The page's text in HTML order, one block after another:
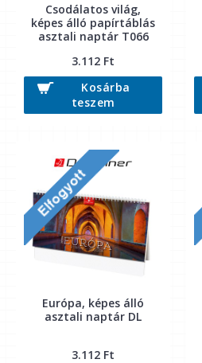
Csodálatos világ,
képes álló papírtáblás
asztali naptár T066
3.112 Ft
Kosárba
teszem
Európa, képes álló
asztali naptár DL
3.112 Ft